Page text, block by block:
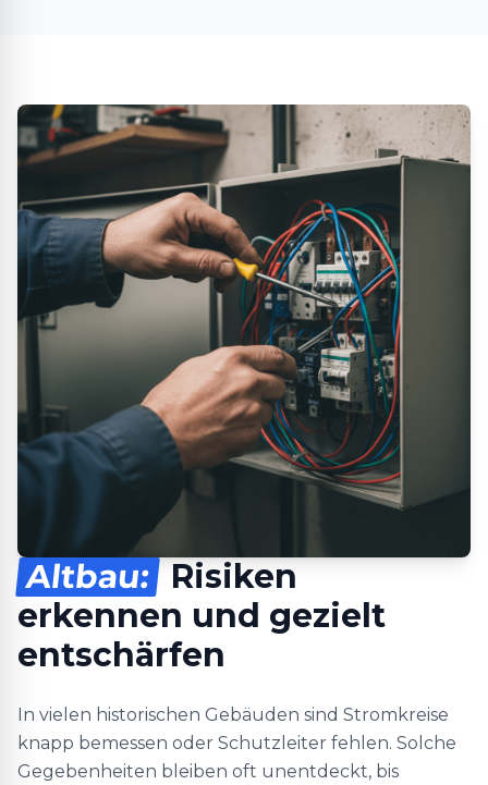
Altbau: Risiken
erkennen und gezielt
entschärfen
In vielen historischen Gebäuden sind Stromkreise
knapp bemessen oder Schutzleiter fehlen. Solche
Gegebenheiten bleiben oft unentdeckt, bis